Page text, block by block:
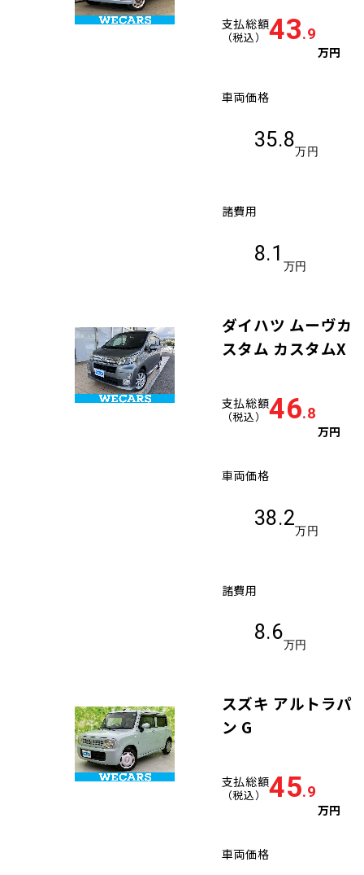
支払総額
（税込） 43.9
万円
車両価格
35.8
万円
諸費用
8.1
万円
ダイハツ ムーヴカ
スタム カスタムX
支払総額
（税込） 46.8
万円
車両価格
38.2
万円
諸費用
8.6
万円
スズキ アルトラパ
ン G
支払総額
（税込） 45.9
万円
車両価格